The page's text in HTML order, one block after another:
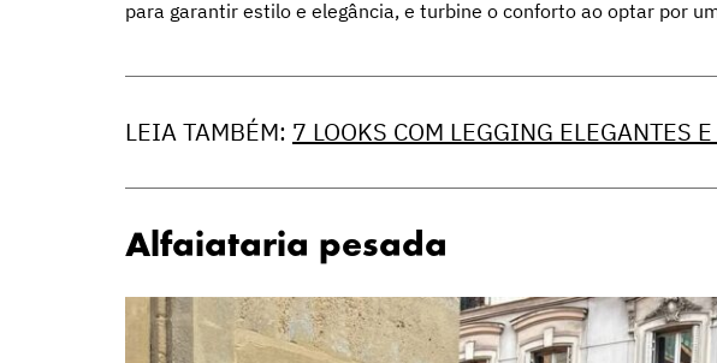
para garantir estilo e elegância, e turbine o conforto ao optar por
LEIA TAMBÉM: 7 LOOKS COM LEGGING ELEGANTES
Alfaiataria pesada